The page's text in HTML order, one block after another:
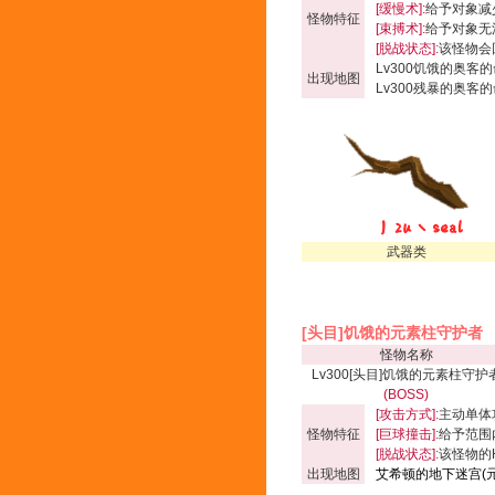
怪物特征
[缓慢术]:给予对象
[束搏术]:给予对象
[脱战状态]:该怪物会
出现地图
Lv300饥饿的奥客
Lv300残暴的奥客
武器类
[头目]饥饿的元素柱守护者
怪物名称
Lv300[头目]饥饿的元素柱守护
(BOSS)
怪物特征
[攻击方式]:主动单体
[巨球撞击]:给予范
[脱战状态]:该怪物
出现地图
艾希顿的地下迷宫(